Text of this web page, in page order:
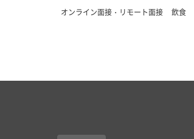
オンライン面接・リモート面接
飲食